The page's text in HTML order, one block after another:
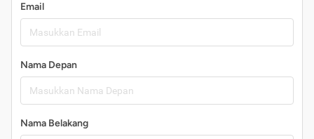
Email
Nama Depan
Nama Belakang